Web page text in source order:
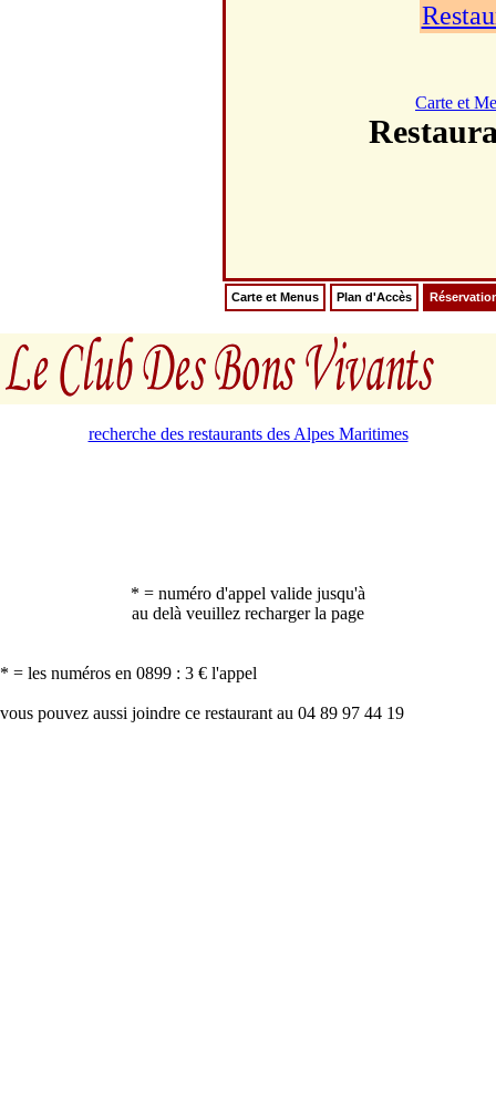
Carte et
Carte et Menus Plan d'Accès
recherche des restaurants des Alpes Maritimes
* = numéro d'appel valide jusqu'à
au delà veuillez recharger la page
* = les numéros en 0899 : 3 € l'appel
vous pouvez aussi joindre ce restaurant au 04 89 97 44 19